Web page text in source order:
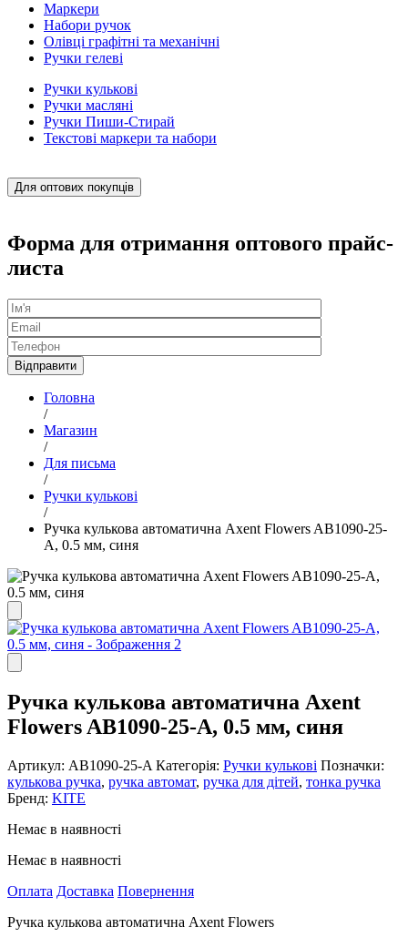
Маркери
Набори ручок
Олівці графітні та механічні
Ручки гелеві
Ручки кулькові
Ручки масляні
Ручки Пиши-Стирай
Текстові маркери та набори
Для оптових покупців
Форма для отримання оптового прайс-
листа
Головна
/
Магазин
/
Для письма
/
Ручки кулькові
/
Ручка кулькова автоматична Axent Flowers AB1090-25-
A, 0.5 мм, синя
Ручка кулькова автоматична Axent
Flowers AB1090-25-A, 0.5 мм, синя
Артикул: AB1090-25-A Категорія: Ручки кулькові Позначки:
кулькова ручка, ручка автомат, ручка для дітей, тонка ручка
Бренд: KITE
Немає в наявності
Немає в наявності
Оплата Доставка Повернення
Ручка кулькова автоматична Axent Flowers